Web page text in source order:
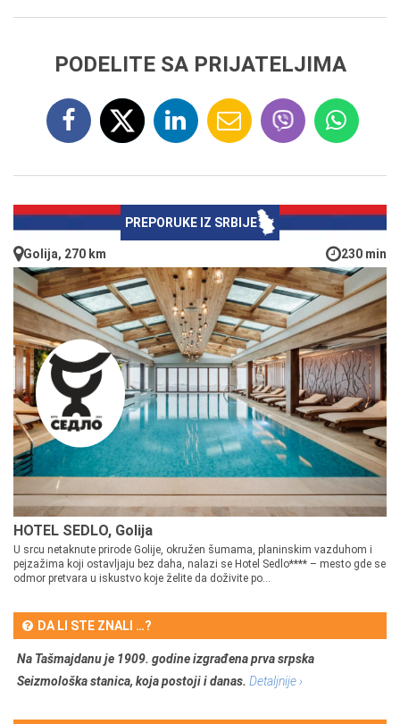
PODELITE SA PRIJATELJIMA
PREPORUKE IZ SRBIJE
Golija, 270 km 230 min
HOTEL SEDLO, Golija
U srcu netaknute prirode Golije, okružen šumama, planinskim vazduhom i
pejzažima koji ostavljaju bez daha, nalazi se Hotel Sedlo**** – mesto gde se
odmor pretvara u iskustvo koje želite da doživite po...
DA LI STE ZNALI …?
Na Tašmajdanu je 1909. godine izgrađena prva srpska
Seizmološka stanica, koja postoji i danas. Detaljnije ›